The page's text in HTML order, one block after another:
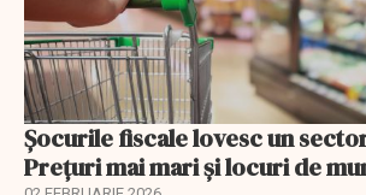
Șocurile fiscale lovesc un
Prețuri mai mari și locuri de